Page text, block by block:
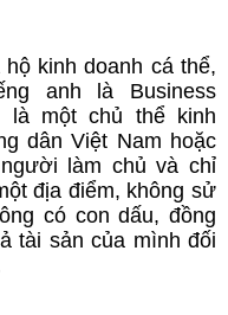
kinh doanh cá thể,
anh là Business
là một chủ thể kinh
dân Việt Nam hoặc
làm chủ và chỉ
địa điểm, không sử
có con dấu, đồng
tài sản của mình đối